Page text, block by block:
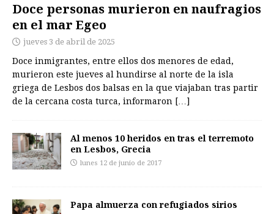
Doce personas murieron en naufragios
en el mar Egeo
jueves 3 de abril de 2025
Doce inmigrantes, entre ellos dos menores de edad,
murieron este jueves al hundirse al norte de la isla
griega de Lesbos dos balsas en la que viajaban tras partir
de la cercana costa turca, informaron […]
Al menos 10 heridos en tras el terremoto
en Lesbos, Grecia
lunes 12 de junio de 2017
Papa almuerza con refugiados sirios